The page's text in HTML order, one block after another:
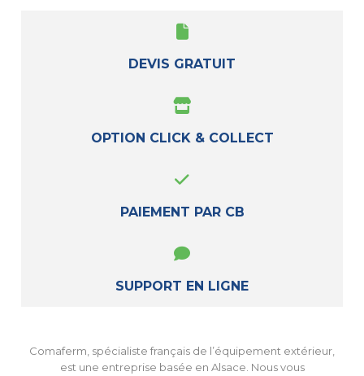
DEVIS GRATUIT
OPTION CLICK & COLLECT
PAIEMENT PAR CB
SUPPORT EN LIGNE
Comaferm, spécialiste français de l’équipement extérieur,
est une entreprise basée en Alsace. Nous vous